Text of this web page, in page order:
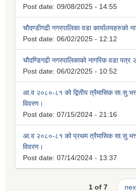
Post date: 09/08/2025 - 14:55
चौदण्डीगढी नगरपालिका वडा कार्यालयहरुको
Post date: 06/02/2025 - 12:12
चौदण्डिगढी नगरपालिकाको नागरिक वडा
Post date: 06/02/2025 - 10:52
आ.व २०८०-८१ को द्वितीय त्रैमासिक सा.सु.भत्ता
विवरण।
Post date: 07/15/2024 - 21:16
आ.व २०८०-८१ को प्रथम त्रैमासिक सा.सु.भत्ता
विवरण।
Post date: 07/14/2024 - 13:37
1 of 7